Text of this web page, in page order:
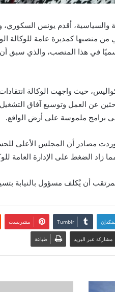
أقدم يونس السكوري،
منصبها كمديرة عامة للوكالة
على تعيينها رسميًا في هذا المنصب، والذي
حيث واجهت الوكالة
عن العمل وتوسيع آفاق
برامج ملموسة على أرض الواقع.
أوردت مصادر أن المجلس الأعلى
زاد الضغط على الإدارة العامة
أن يُكلف مسؤول بالنيابة
بينتيريست
مشاركة عبر البريد طباعة